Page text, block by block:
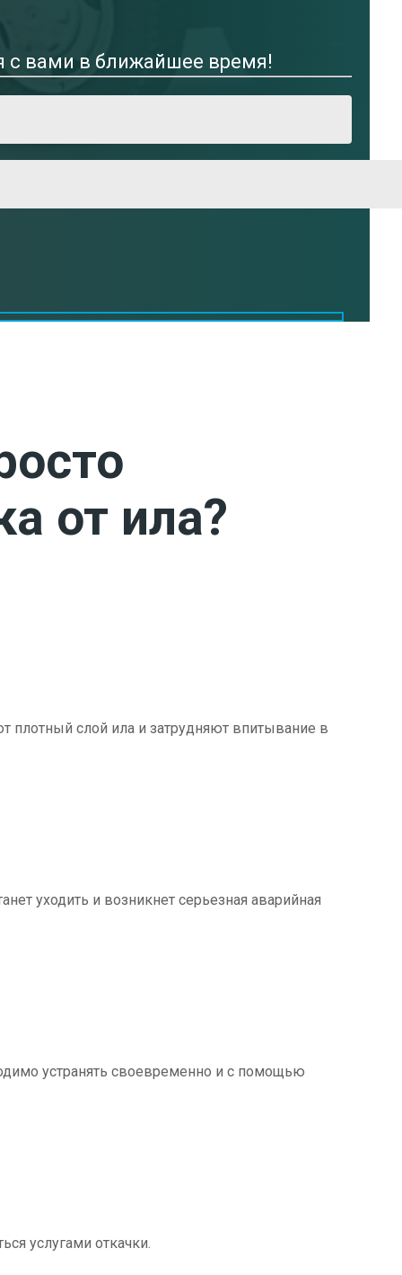
с вами в ближайшее время!
от ила?
плотный слой ила и затрудняют впитывание в
уходить и возникнет серьезная аварийная
устранять своевременно и с помощью
услугами откачки.